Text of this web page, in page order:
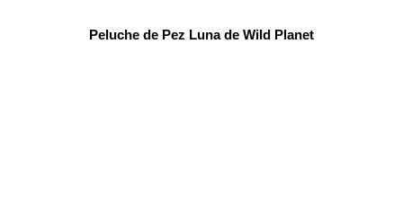
Peluche de Pez Luna de Wild Planet